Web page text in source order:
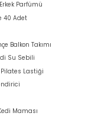
Parfümü
40 Adet
Balkon Takımı
Su Sebili
Pilates Lastiği
Maması